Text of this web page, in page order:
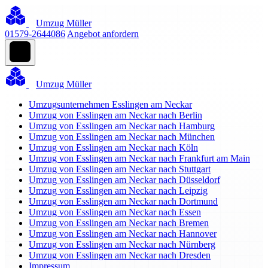
Umzug Müller
01579-2644086 Angebot anfordern
Umzug Müller
Umzugsunternehmen Esslingen am Neckar
Umzug von Esslingen am Neckar nach Berlin
Umzug von Esslingen am Neckar nach Hamburg
Umzug von Esslingen am Neckar nach München
Umzug von Esslingen am Neckar nach Köln
Umzug von Esslingen am Neckar nach Frankfurt am Main
Umzug von Esslingen am Neckar nach Stuttgart
Umzug von Esslingen am Neckar nach Düsseldorf
Umzug von Esslingen am Neckar nach Leipzig
Umzug von Esslingen am Neckar nach Dortmund
Umzug von Esslingen am Neckar nach Essen
Umzug von Esslingen am Neckar nach Bremen
Umzug von Esslingen am Neckar nach Hannover
Umzug von Esslingen am Neckar nach Nürnberg
Umzug von Esslingen am Neckar nach Dresden
Impressum